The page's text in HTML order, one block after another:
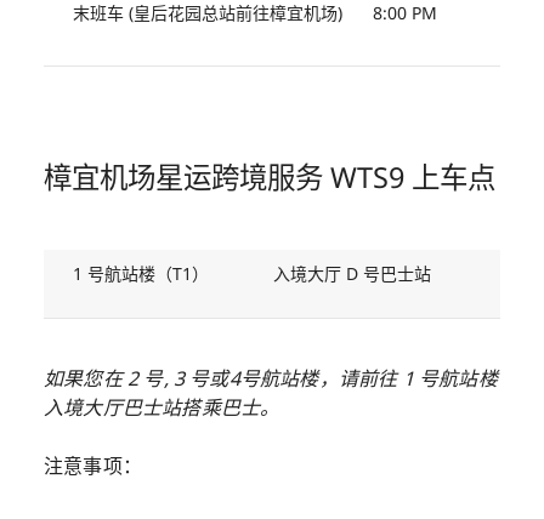
末班车 (皇后花园总站前往樟宜机场) 8:00 PM
樟宜机场星运跨境服务 WTS9 上车点
1 号航站楼（T1） 入境大厅 D 号巴士站
如果您在 2 号, 3 号或4号航站楼，请前往 1 号航站楼
入境大厅巴士站搭乘巴士。
注意事项：